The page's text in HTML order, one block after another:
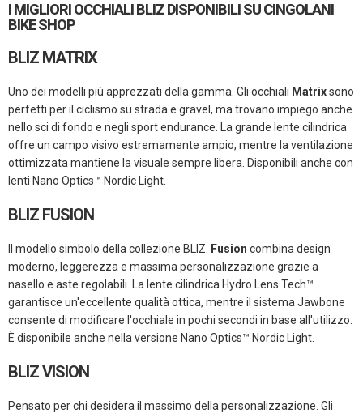
I MIGLIORI OCCHIALI BLIZ DISPONIBILI SU CINGOLANI
BIKE SHOP
BLIZ MATRIX
Uno dei modelli più apprezzati della gamma. Gli occhiali Matrixsono
perfetti per il ciclismo su strada e gravel, ma trovano impiego anche
nello sci di fondo e negli sport endurance. La grande lente cilindrica
offre un campo visivo estremamente ampio, mentre la ventilazione
ottimizzata mantiene la visuale sempre libera. Disponibili anche con
lenti Nano Optics™ Nordic Light.
BLIZ FUSION
Il modello simbolo della collezione BLIZ. Fusion combina design
moderno, leggerezza e massima personalizzazione grazie a
nasello e aste regolabili. La lente cilindrica Hydro Lens Tech™
garantisce un'eccellente qualità ottica, mentre il sistema Jawbone
consente di modificare l'occhiale in pochi secondi in base all'utilizzo.
È disponibile anche nella versione Nano Optics™ Nordic Light.
BLIZ VISION
Pensato per chi desidera il massimo della personalizzazione. Gli